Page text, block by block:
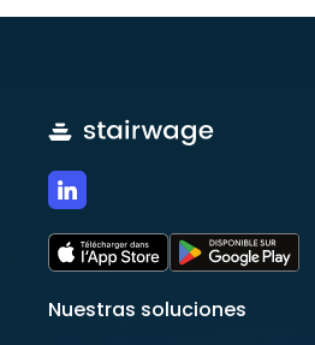
Nuestras soluciones